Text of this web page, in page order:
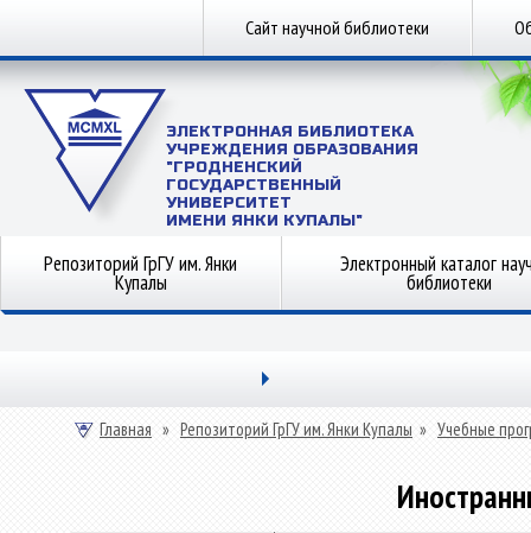
Сайт научной библиотеки
ЭЛЕКТРОННАЯ БИБЛИОТЕКА
УЧРЕЖДЕНИЯ ОБРАЗОВАНИЯ
"ГРОДНЕНСКИЙ
ГОСУДАРСТВЕННЫЙ
УНИВЕРСИТЕТ
ИМЕНИ ЯНКИ КУПАЛЫ"
Репозиторий ГрГУ им. Янки
Купалы
Электронный каталог
библиотеки
Главная » Репозиторий ГрГУ им. Янки Купалы » Учебные